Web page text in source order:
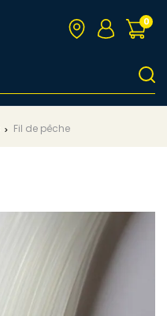
0
Fil de pêche